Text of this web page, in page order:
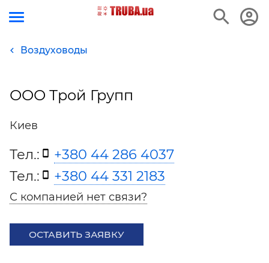
Воздуховоды
ООО Трой Групп
Киев
Тел.:
+380 44 286 4037
Тел.:
+380 44 331 2183
С компанией нет связи?
ОСТАВИТЬ ЗАЯВКУ